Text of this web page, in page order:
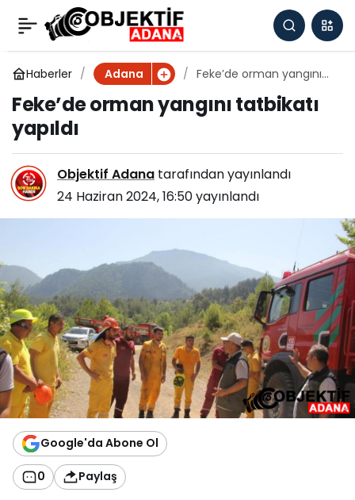
Haberler Adana
Feke’de orman yangını
Feke’de orman yangını tatbikatı
yapıldı
Objektif Adana tarafından yayınlandı
24 Haziran 2024, 16:50yayınlandı
Google'da Abone Ol
0 Paylaş
Katil zanlısı damat:
"Nevrim döndü herkesi
öldürdüm, pişmanım"
0 Paylaş